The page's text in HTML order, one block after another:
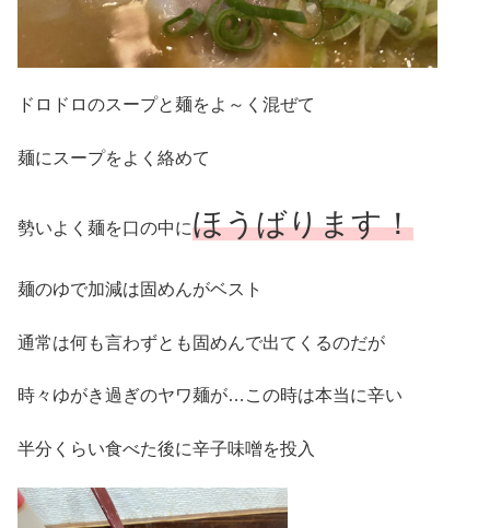
ドロドロのスープと麺をよ～く混ぜて
麺にスープをよく絡めて
勢いよく麺を口の中にほうばります！
麺のゆで加減は固めんがベスト
通常は何も言わずとも固めんで出てくるのだが
時々ゆがき過ぎのヤワ麺が…この時は本当に辛い
半分くらい食べた後に辛子味噌を投入